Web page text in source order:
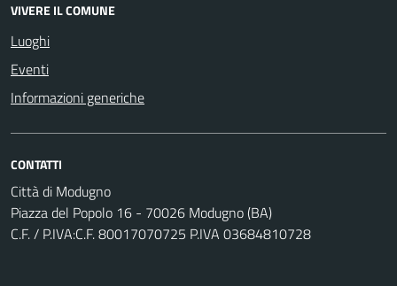
VIVERE IL COMUNE
Luoghi
Eventi
Informazioni generiche
CONTATTI
Città di Modugno
Piazza del Popolo 16 - 70026 Modugno (BA)
C.F. / P.IVA:C.F. 80017070725 P.IVA 03684810728